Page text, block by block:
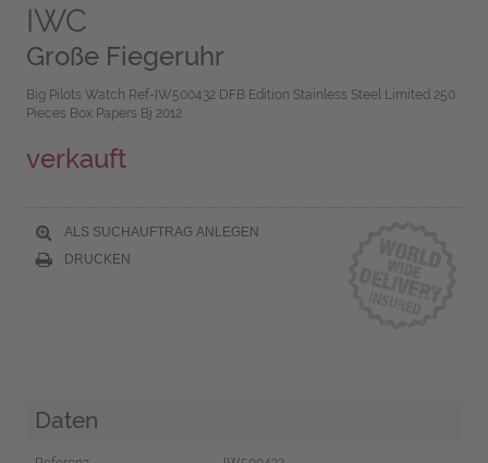
IWC
Große Fiegeruhr
Big Pilots Watch Ref-IW500432 DFB Edition Stainless Steel Limited 250
Pieces Box Papers Bj 2012
verkauft
ALS SUCHAUFTRAG ANLEGEN
DRUCKEN
Daten